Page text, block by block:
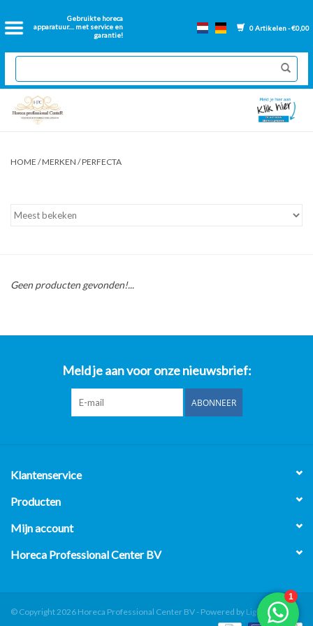
Gebruikte horeca
apparatuur.... met service en
garantie!
0 Artikelen - €0,00
Home
2dehands Horeca
Nieuwe apparatuur
Onderdelen bakwanden
Over ons
HOME /MERKEN /PERFECTA
Geen producten gevonden!...
Meld je aan voor onze nieuwsbrief:
ABONNEER
Klantenservice
Producten
Mijn account
Horeca Professional Center BV
© Copyright 2026 Horeca Professional Center BV - Powered by Lightspeed